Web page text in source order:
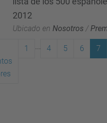
2012
Ubicado en Nosotros /
1 4 5 6 7